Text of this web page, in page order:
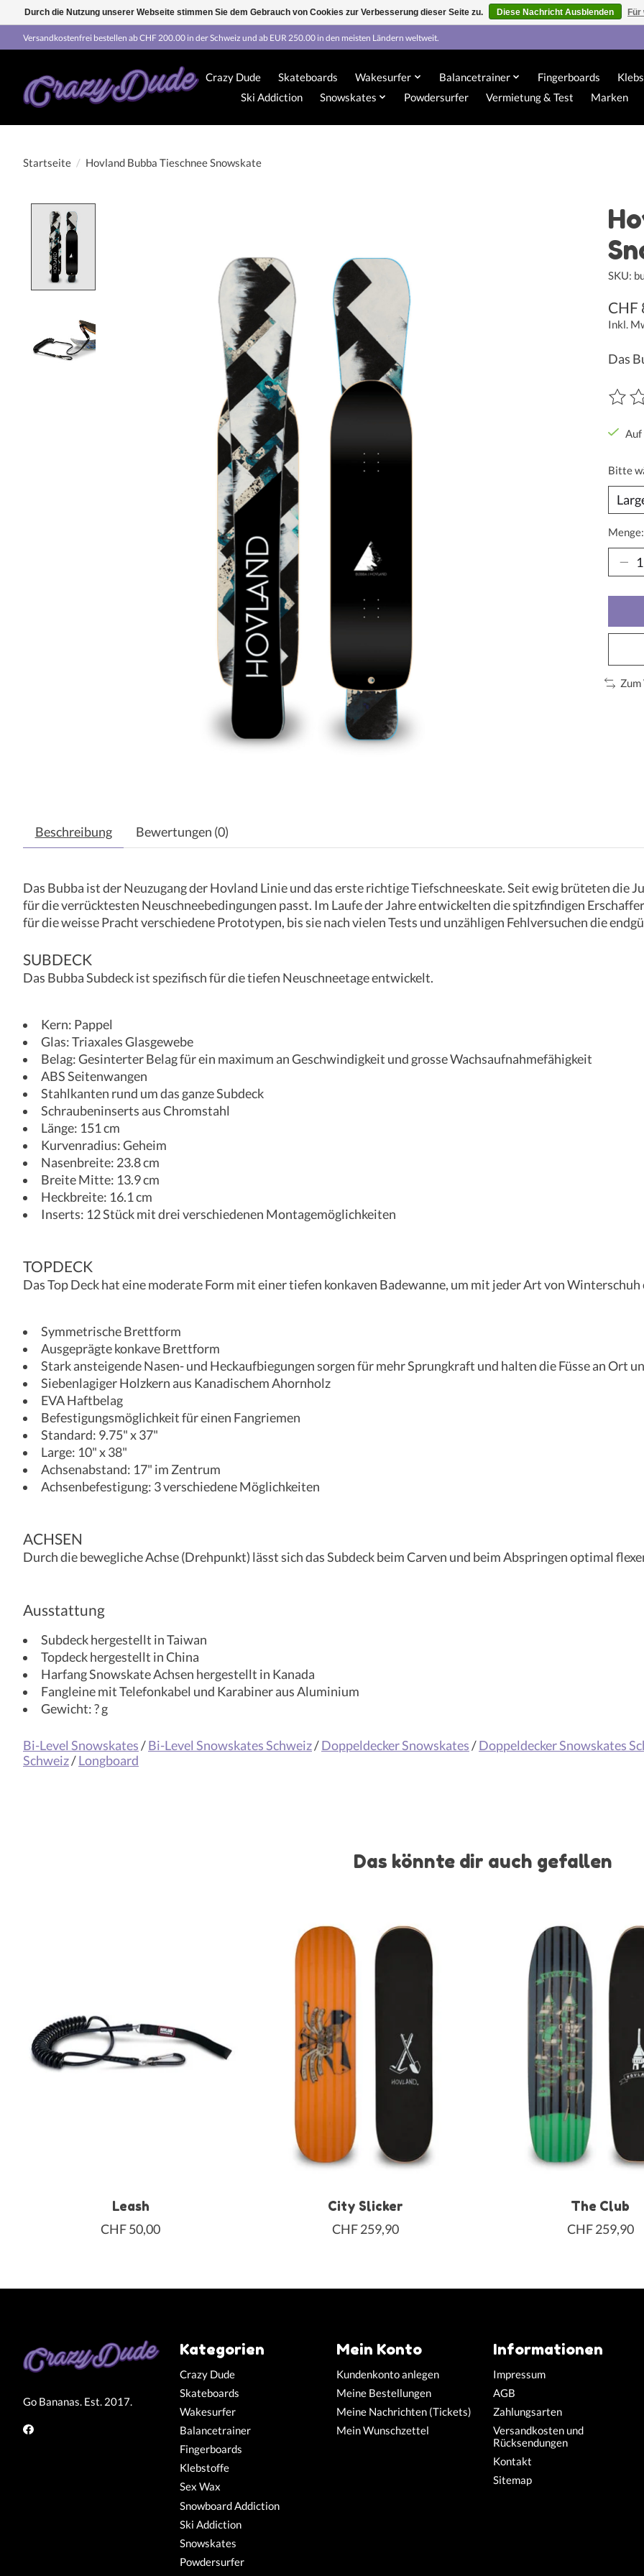
Versandkostenfrei bestellen ab CHF 200.00 in der Schweiz und ab EUR 250.00 in den meisten Ländern weltweit.
Crazy Dude Skateboards Wakesurfer Balancetrainer Fingerboards
Ski Addiction
Snowskates Powdersurfer Vermietung & Test Marken
Startseite / Hovland Bubba Tieschnee Snowskate
SKU:
CHF
Inkl.
Das
Die
Auf
Bitte
Menge:
Beschreibung Bewertungen (0)
Das Bubba ist der Neuzugang der Hovland Linie und das erste richtige Tiefschneeskate. Seit ewig brüteten die
für die verrücktesten Neuschneebedingungen passt. Im Laufe der Jahre entwickelten die spitzfindigen
für die weisse Pracht verschiedene Prototypen, bis sie nach vielen Tests und unzähligen Fehlversuchen die
SUBDECK
Das Bubba Subdeck ist spezifisch für die tiefen Neuschneetage entwickelt.
Kern: Pappel
Glas: Triaxales Glasgewebe
Belag: Gesinterter Belag für ein maximum an Geschwindigkeit und grosse Wachsaufnahmefähigkeit
ABS Seitenwangen
Stahlkanten rund um das ganze Subdeck
Schraubeninserts aus Chromstahl
Länge: 151 cm
Kurvenradius: Geheim
Nasenbreite: 23.8 cm
Breite Mitte: 13.9 cm
Heckbreite: 16.1 cm
Inserts: 12 Stück mit drei verschiedenen Montagemöglichkeiten
TOPDECK
Das Top Deck hat eine moderate Form mit einer tiefen konkaven Badewanne, um mit jeder Art von Winterschuh
Symmetrische Brettform
Ausgeprägte konkave Brettform
Stark ansteigende Nasen- und Heckaufbiegungen sorgen für mehr Sprungkraft und halten die Füsse an Ort
Siebenlagiger Holzkern aus Kanadischem Ahornholz
EVA Haftbelag
Befestigungsmöglichkeit für einen Fangriemen
Standard: 9.75" x 37"
Large: 10" x 38"
Achsenabstand: 17" im Zentrum
Achsenbefestigung: 3 verschiedene Möglichkeiten
ACHSEN
Durch die bewegliche Achse (Drehpunkt) lässt sich das Subdeck beim Carven und beim Abspringen optimal
Ausstattung
Subdeck hergestellt in Taiwan
Topdeck hergestellt in China
Harfang Snowskate Achsen hergestellt in Kanada
Fangleine mit Telefonkabel und Karabiner aus Aluminium
Gewicht: ? g
Bi-Level Snowskates/Bi-Level Snowskates Schweiz/Doppeldecker Snowskates/Doppeldecker Snowskates
Schweiz/Longboard
Das könnte dir auch gefallen
Leash
CHF 50,00
City Slicker
CHF 259,90
The Club
CHF 259,90
Go Bananas. Est. 2017.
Kategorien
Crazy Dude
Skateboards
Wakesurfer
Balancetrainer
Fingerboards
Klebstoffe
Sex Wax
Snowboard Addiction
Ski Addiction
Snowskates
Powdersurfer
Mein Konto
Kundenkonto anlegen
Meine Bestellungen
Meine Nachrichten (Tickets)
Mein Wunschzettel
Informationen
Impressum
AGB
Zahlungsarten
Versandkosten und
Rücksendungen
Kontakt
Sitemap
Durch die Nutzung unserer Webseite stimmen Sie dem Gebrauch von Cookies zur Verbesserung dieser Seite zu. Diese Nachricht Ausblenden